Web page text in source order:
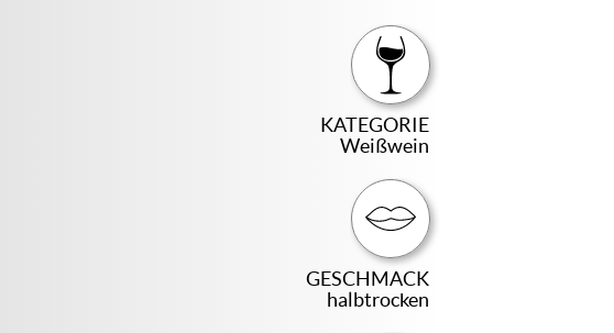
KATEGORIE
Weißwein
GESCHMACK
halbtrocken